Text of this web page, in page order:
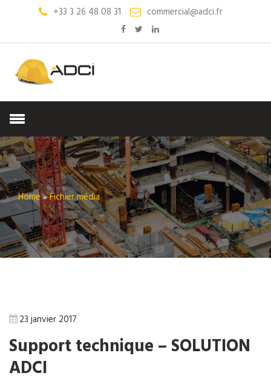
+33 3 26 48 08 31 commercial@adci.fr
Home»Fichier média
23 janvier 2017
Support technique – SOLUTION
ADCI